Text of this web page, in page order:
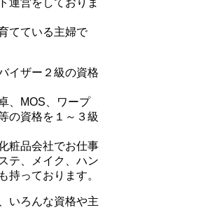
運営をしておりま
てている主婦で
イザー２級の資格
、MOS、ワープ
の資格を１～３級
粧品会社でお仕事
テ、メイク、ハン
持っております。
いろんな資格や主